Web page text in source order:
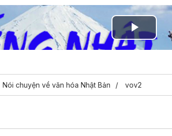
Play
Nói chuyện về văn hóa Nhật Bản vov2